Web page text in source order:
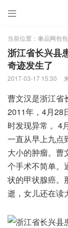

当前位置： 奢品网包
浙江省长兴县
奇迹发生了
2017-03-17 15:30
曹文汉是浙江省
2011年，4月28
时发现异常 。4
一直从早上九点
大小的肿瘤。曹
个手术不简单。
状的甲状腺癌。
逝，女儿还在读